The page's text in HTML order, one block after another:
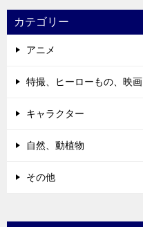
シ
ョ
カテゴリー
アニメ
特撮、ヒーローもの、映画
キャラクター
自然、動植物
その他